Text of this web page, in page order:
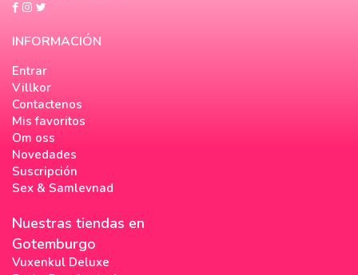
INFORMACIÓN
Entrar
Villkor
Contactenos
Mis favoritos
Om oss
Novedades
Suscripción
Sex & Samlevnad
Nuestras tiendas en
Gotemburgo
Vuxenkul Deluxe